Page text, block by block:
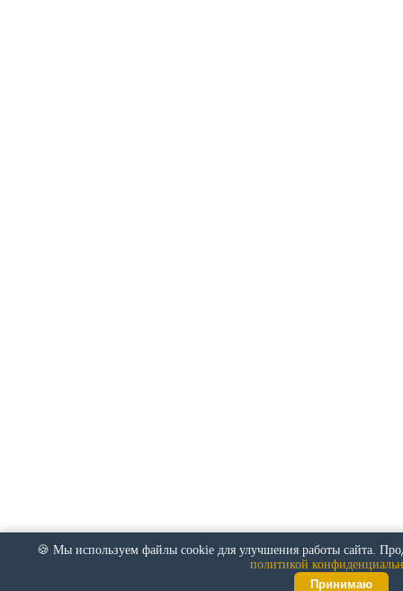
🍪 Мы используем файлы cookie для улучшения работы сайта.
политикой
Принимаю